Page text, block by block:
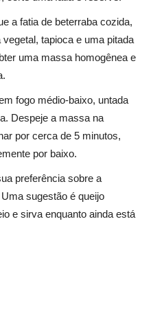
a fatia de beterraba cozida,
tapioca e uma pitada
uma massa homogênea e
fogo médio-baixo, untada
Despeje a massa na
por cerca de 5 minutos,
por baixo.
preferência sobre a
sugestão é queijo
e sirva enquanto ainda está